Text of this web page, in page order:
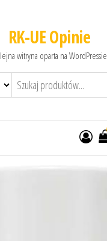
RK-UE Opinie
witryna oparta na WordPressie